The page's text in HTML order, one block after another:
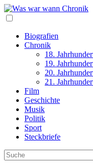
Biografien
Chronik
18.
19.
20.
21.
Film
Geschichte
Musik
Politik
Sport
Steckbriefe